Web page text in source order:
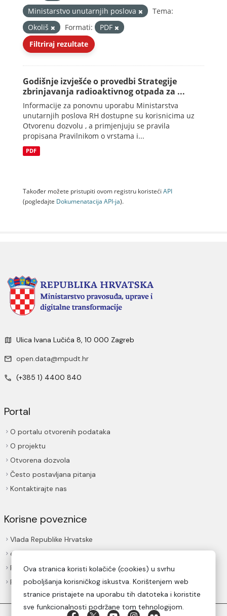
Ministarstvo unutarnjih poslova
Tema:
Okoliš
Formati:
PDF
Filtriraj rezultate
Godišnje izvješće o provedbi Strategije
zbrinjavanja radioaktivnog otpada za ...
Informacije za ponovnu uporabu Ministarstva
unutarnjih poslova RH dostupne su korisnicima uz
Otvorenu dozvolu , a primjenjuju se pravila
propisana Pravilnikom o vrstama i...
PDF
Također možete pristupiti ovom registru koristeći API
(pogledajte Dokumenаtаcijа API-jа).